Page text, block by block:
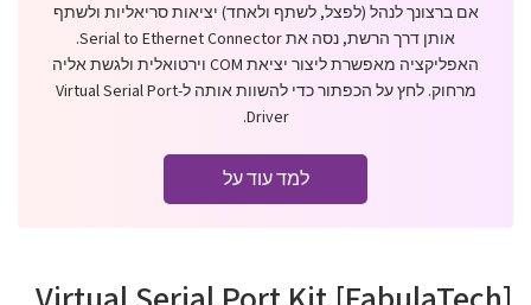
אם ברצונך לנהל (לפצל, לשתף ולאחד) יציאות סריאליות ולשתף
אותן דרך הרשת, נסה את Serial to Ethernet Connector.
האפליקציה מאפשרת ליצור יציאת COM וירטואלית ולגשת אליה
מרחוק. לחץ על הכפתור כדי להשוות אותה ל-Virtual Serial Port
Driver.
למד עוד על